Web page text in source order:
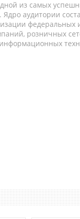
из самых
аудитории
федеральных
розничных